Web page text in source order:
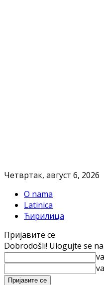
Четвртак, август 6, 2026
O nama
Latinica
Ћирилица
Пријавите се
Dobrodošli! Ulogujte se